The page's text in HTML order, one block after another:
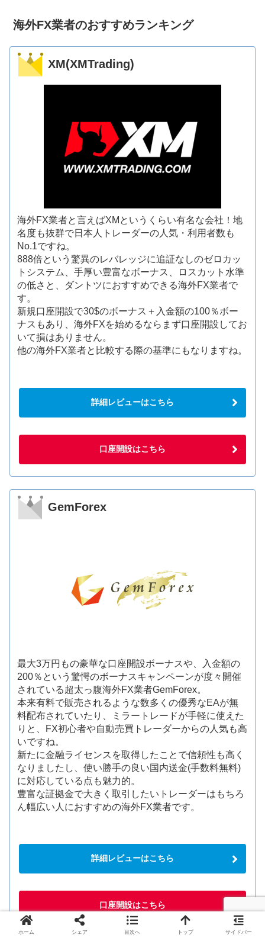
海外FX業者のおすすめランキング
XM(XMTrading)
海外FX業者と言えばXMというくらい有名な会社！地
名度も抜群で日本人トレーダーの人気・利用者数も
No.1ですね。
888倍という驚異のレバレッジに追証なしのゼロカッ
トシステム、手厚い豊富なボーナス、ロスカット水準
の低さと、ダントツにおすすめできる海外FX業者で
す。
新規口座開設で30$のボーナス＋入金額の100％ボー
ナスもあり、海外FXを始めるならまず口座開設してお
いて損はありません。
他の海外FX業者と比較する際の基準にもなりますね。
詳細レビューはこちら
口座開設はこちら
GemForex
最大3万円もの豪華な口座開設ボーナスや、入金額の
200％という驚愕のボーナスキャンペーンが度々開催
されている超太っ腹海外FX業者GemForex。
本来有料で販売されるような数多くの優秀なEAが無
料配布されていたり、ミラートレードが手軽に使えた
りと、FX初心者や自動売買トレーダーからの人気も高
いですね。
新たに金融ライセンスを取得したことで信頼性も高く
なりましたし、使い勝手の良い国内送金(手数料無料)
に対応している点も魅力的。
豊富な証拠金で大きく取引したいトレーダーはもちろ
ん幅広い人におすすめの海外FX業者です。
詳細レビューはこちら
口座開設はこちら
ホーム シェア 目次へ トップ サイドバー